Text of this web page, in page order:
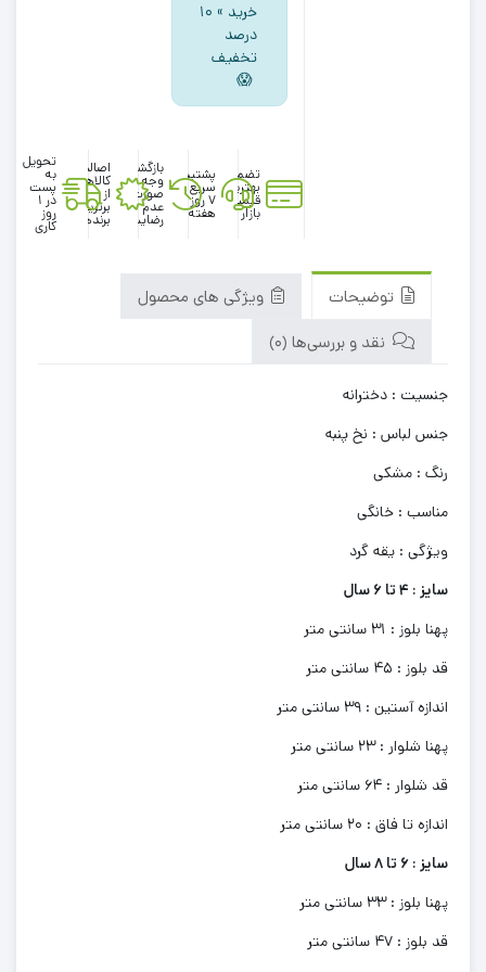
خرید » ۱۰
درصد
تخفیف
😱
تضمین
بهترین
قیمت
بازار
پشتیبانی
سریع در
۷ روز
هفته
بازگشت
وجه در
صورت
عدم
رضایت
اصالت
کالاها
از
برترین
برندها
تحویل
به
پست
در 1
روز
کاری
توضیحات
ویژگی های محصول
نقد و بررسی‌ها (0)
جنسیت : دخترانه
جنس لباس : نخ پنبه
رنگ : مشکی
مناسب : خانگی
ویژگی : یقه گرد
سایز : 4 تا 6 سال
پهنا بلوز : 31 سانتی متر
قد بلوز : 45 سانتی متر
اندازه آستین : 39 سانتی متر
پهنا شلوار : 23 سانتی متر
قد شلوار : 64 سانتی متر
اندازه تا فاق : 20 سانتی متر
سایز : 6 تا 8 سال
پهنا بلوز : 33 سانتی متر
قد بلوز : 47 سانتی متر